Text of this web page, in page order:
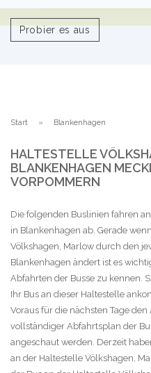
Probier es aus
Start Blankenhagen
HALTESTELLE
BLANKENHAGEN
VORPOMMERN
Die folgenden Buslinien fahren
in Blankenhagen ab. Gerade
Völkshagen, Marlow durch den
Blankenhagen ändert ist es
Abfahrten der Busse zu kennen.
Ihr Bus an dieser Haltestelle
Voraus für die nächsten Tage
vollständiger Abfahrtsplan der
angeschaut werden. Derzeit
an der Haltestelle Völkshagen,